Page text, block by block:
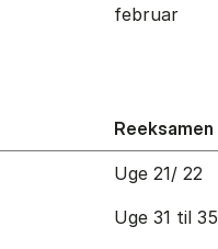
februar
Reeksamen
Uge 21/ 22
Uge 31 til 35